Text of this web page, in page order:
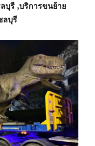
บุรี,บริการขนย้าย
ลบุรี